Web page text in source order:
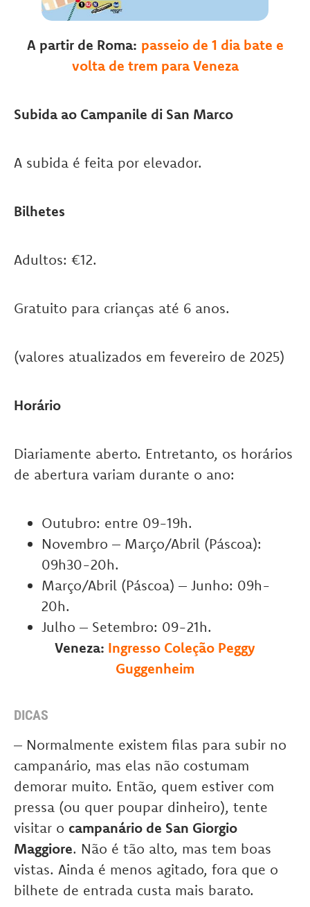
A partir de Roma: passeio de 1 dia bate e
volta de trem para Veneza
Subida ao Campanile di San Marco
A subida é feita por elevador.
Bilhetes
Adultos: €12.
Gratuito para crianças até 6 anos.
(valores atualizados em fevereiro de 2025)
Horário
Diariamente aberto. Entretanto, os horários
de abertura variam durante o ano:
Outubro: entre 09-19h.
Novembro – Março/Abril (Páscoa):
09h30-20h.
Março/Abril (Páscoa) – Junho: 09h-
20h.
Julho – Setembro: 09-21h.
Veneza: Ingresso Coleção Peggy
Guggenheim
DICAS
– Normalmente existem filas para subir no
campanário, mas elas não costumam
demorar muito. Então, quem estiver com
pressa (ou quer poupar dinheiro), tente
visitar o campanário de San Giorgio
Maggiore. Não é tão alto, mas tem boas
vistas. Ainda é menos agitado, fora que o
bilhete de entrada custa mais barato.